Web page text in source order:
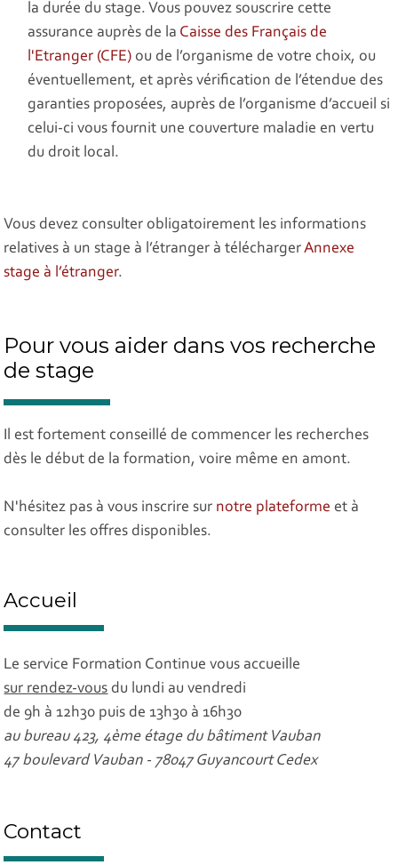
la durée du stage. Vous pouvez souscrire cette
assurance auprès de la Caisse des Français de
l'Etranger (CFE) ou de l’organisme de votre choix, ou
éventuellement, et après vérification de l’étendue des
garanties proposées, auprès de l’organisme d’accueil si
celui-ci vous fournit une couverture maladie en vertu
du droit local.
Vous devez consulter obligatoirement les informations
relatives à un stage à l’étranger à téléchargerAnnexe
stage à l’étranger.
Pour vous aider dans vos recherche
de stage
Il est fortement conseillé de commencer les recherches
dès le début de la formation, voire même en amont.
N'hésitez pas à vous inscrire sur notre plateforme et à
consulter les offres disponibles.
Accueil
Le service Formation Continue vous accueille
sur rendez-vous du lundi au vendredi
de 9h à 12h30 puis de 13h30 à 16h30
au bureau 423, 4ème étage du bâtiment Vauban
47 boulevard Vauban - 78047 Guyancourt Cedex
Contact